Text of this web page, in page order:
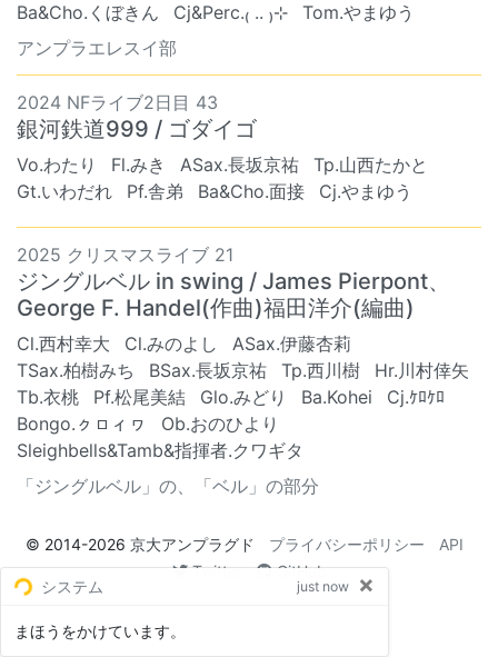
システム just now ×
まほうをかけています。
Ba&Cho.くぼきん
Cj&Perc.₍ .. ₎⊹
Tom.やまゆう
アンプラエレスイ部
2024 NFライブ2日目 43
銀河鉄道999 / ゴダイゴ
Vo.わたり Fl.みき ASax.長坂京祐
Tp.山西たかと
Gt.いわだれ
Pf.舎弟 Ba&Cho.面接 Cj.やまゆう
2025 クリスマスライブ 21
ジングルベル in swing / James Pierpont、
George F. Handel(作曲)福田洋介(編曲)
Cl.西村幸大 Cl.みのよし
ASax.伊藤杏莉
TSax.柏樹みち
BSax.長坂京祐 Tp.西川樹
Hr.川村倖矢
Tb.衣桃
Pf.松尾美結 Glo.みどり Ba.Kohei
Cj.ｹﾛｹﾛ
Bongo.ㇰㇿィヮ
Ob.おのひより
Sleighbells&Tamb&指揮者.クワギタ
「ジングルベル」の、「ベル」の部分
© 2014-2026 京大アンプラグド プライバシーポリシー
API
Twitter
GitHub